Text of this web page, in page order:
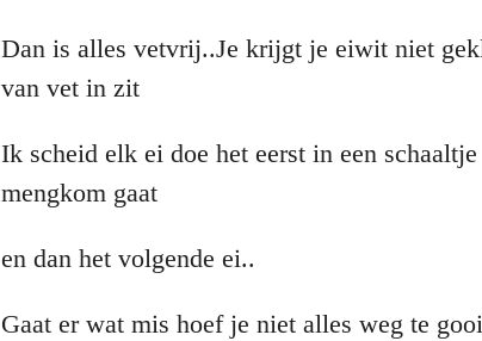
Dan is alles vetvrij..Je krijgt je eiwit niet
van vet in zit
Ik scheid elk ei doe het eerst in een
mengkom gaat
en dan het volgende ei..
Gaat er wat mis hoef je niet alles weg te